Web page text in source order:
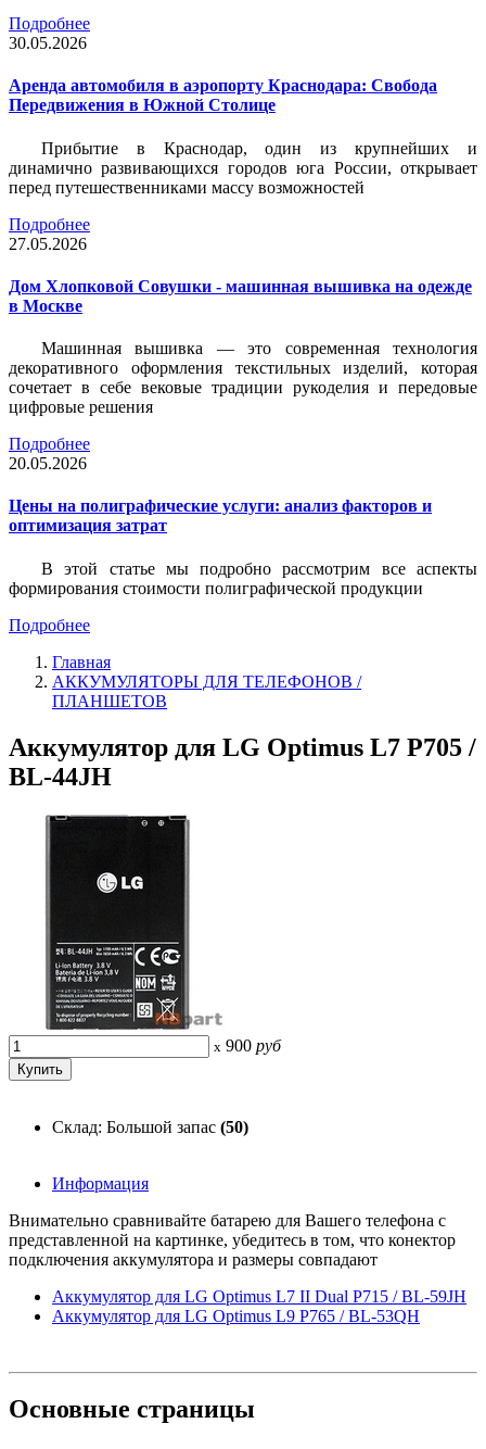
Подробнее
30.05.2026
Аренда автомобиля в аэропорту Краснодара: Свобода
Передвижения в Южной Столице
Прибытие в Краснодар, один из крупнейших и
динамично развивающихся городов юга России, открывает
перед путешественниками массу возможностей
Подробнее
27.05.2026
Дом Хлопковой Совушки - машинная вышивка на одежде
в Москве
Машинная вышивка — это современная технология
декоративного оформления текстильных изделий, которая
сочетает в себе вековые традиции рукоделия и передовые
цифровые решения
Подробнее
20.05.2026
Цены на полиграфические услуги: анализ факторов и
оптимизация затрат
В этой статье мы подробно рассмотрим все аспекты
формирования стоимости полиграфической продукции
Подробнее
Главная
АККУМУЛЯТОРЫ ДЛЯ ТЕЛЕФОНОВ /
ПЛАНШЕТОВ
Аккумулятор для LG Optimus L7 P705 /
BL-44JH
x 900 руб
Склад: Большой запас (50)
Информация
Внимательно сравнивайте батарею для Вашего телефона с
представленной на картинке, убедитесь в том, что конектор
подключения аккумулятора и размеры совпадают
Аккумулятор для LG Optimus L7 II Dual P715 / BL-59JH
Аккумулятор для LG Optimus L9 P765 / BL-53QH
Основные страницы